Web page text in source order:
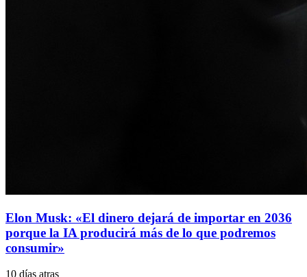
Elon Musk: «El dinero dejará de importar en 2036
porque la IA producirá más de lo que podremos
consumir»
10 días atras